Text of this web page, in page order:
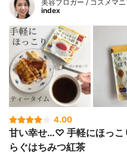
美容ブロガー / コスメマニ
index
4.00
甘い幸せ…♡ 手軽にほっこ
らぐはちみつ紅茶